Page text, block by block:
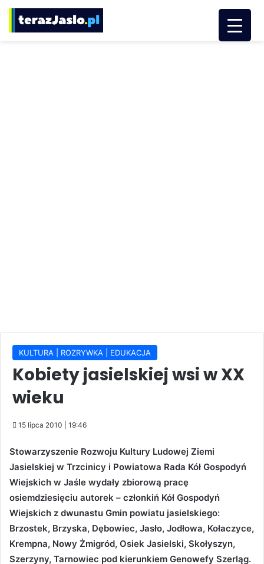
KULTURA | ROZRYWKA | EDUKACJA
Kobiety jasielskiej wsi w XX
wieku
15 lipca 2010 | 19:46
Stowarzyszenie Rozwoju Kultury Ludowej Ziemi
Jasielskiej w Trzcinicy i Powiatowa Rada Kół Gospodyń
Wiejskich w Jaśle wydały zbiorową pracę
osiemdziesięciu autorek – członkiń Kół Gospodyń
Wiejskich z dwunastu Gmin powiatu jasielskiego:
Brzostek, Brzyska, Dębowiec, Jasło, Jodłowa, Kołaczyce,
Krempna, Nowy Żmigród, Osiek Jasielski, Skołyszyn,
Szerzyny, Tarnowiec pod kierunkiem Genowefy Szerląg.